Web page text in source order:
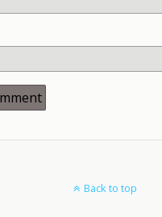
Back to top